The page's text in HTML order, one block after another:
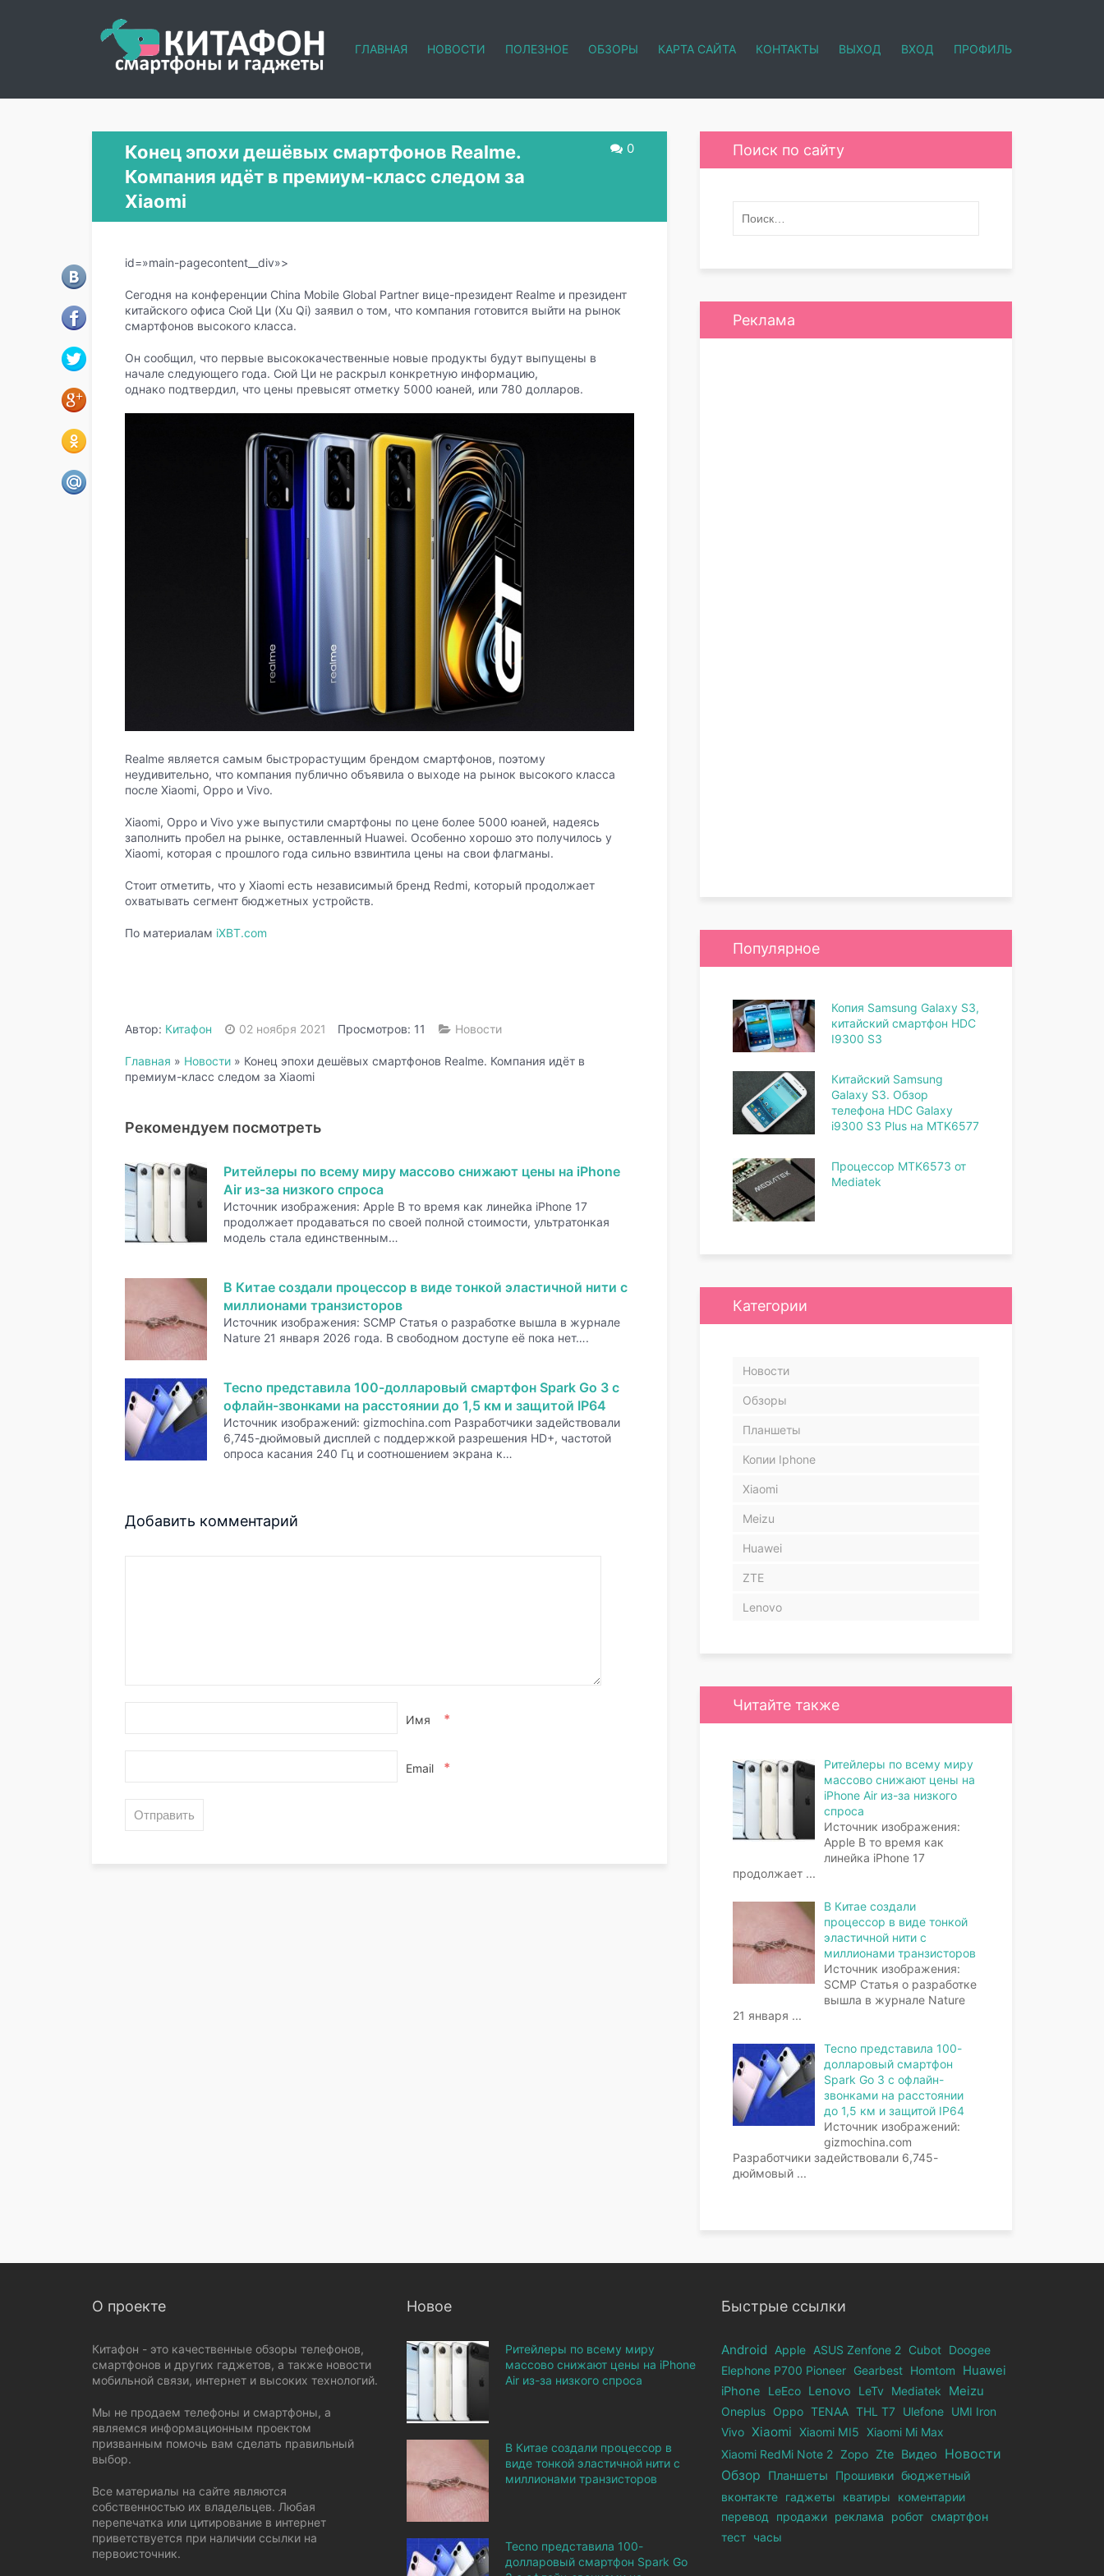
ГЛАВНАЯ НОВОСТИ ПОЛЕЗНОЕ ОБЗОРЫ КАРТА САЙТА КОНТАКТЫ ВЫХОД ВХОД ПРОФИЛЬ
0
Конец эпохи дешёвых смартфонов Realme.
Компания идёт в премиум-класс следом за
Xiaomi
id=»main-pagecontent__div»>
Сегодня на конференции China Mobile Global Partner вице-президент Realme и президент
китайского офиса Сюй Ци (Xu Qi) заявил о том, что компания готовится выйти на рынок
смартфонов высокого класса.
Он сообщил, что первые высококачественные новые продукты будут выпущены в
начале следующего года. Сюй Ци не раскрыл конкретную информацию,
однако подтвердил, что цены превысят отметку 5000 юаней, или 780 долларов.
Realme является самым быстрорастущим брендом смартфонов, поэтому
неудивительно, что компания публично объявила о выходе на рынок высокого класса
после Xiaomi, Oppo и Vivo.
Xiaomi, Oppo и Vivo уже выпустили смартфоны по цене более 5000 юаней, надеясь
заполнить пробел на рынке, оставленный Huawei. Особенно хорошо это получилось у
Xiaomi, которая с прошлого года сильно взвинтила цены на свои флагманы.
Стоит отметить, что у Xiaomi есть независимый бренд Redmi, который продолжает
охватывать сегмент бюджетных устройств.
По материалам iXBT.com
Автор: Китафон 02 ноября 2021 Просмотров: 11 Новости
Главная » Новости » Конец эпохи дешёвых смартфонов Realme. Компания идёт в
премиум-класс следом за Xiaomi
Рекомендуем посмотреть
Ритейлеры по всему миру массово снижают цены на iPhone
Air из-за низкого спроса
Источник изображения: Apple В то время как линейка iPhone 17
продолжает продаваться по своей полной стоимости, ультратонкая
модель стала единственным…
В Китае создали процессор в виде тонкой эластичной нити с
миллионами транзисторов
Источник изображения: SCMP Статья о разработке вышла в журнале
Nature 21 января 2026 года. В свободном доступе её пока нет….
Tecno представила 100-долларовый смартфон Spark Go 3 с
офлайн-звонками на расстоянии до 1,5 км и защитой IP64
Источник изображений: gizmochina.com Разработчики задействовали
6,745-дюймовый дисплей с поддержкой разрешения HD+, частотой
опроса касания 240 Гц и соотношением экрана к…
Добавить комментарий
Имя *
Email *
Поиск по сайту
Реклама
Популярное
Копия Samsung Galaxy S3,
китайский смартфон HDC
I9300 S3
Китайский Samsung
Galaxy S3. Обзор
телефона HDC Galaxy
i9300 S3 Plus на MTK6577
Процессор MTK6573 от
Mediatek
Категории
Новости
Обзоры
Планшеты
Копии Iphone
Xiaomi
Meizu
Huawei
ZTE
Lenovo
Читайте также
Ритейлеры по всему миру
массово снижают цены на
iPhone Air из-за низкого
спроса
Источник изображения:
Apple В то время как
линейка iPhone 17
продолжает ...
В Китае создали
процессор в виде тонкой
эластичной нити с
миллионами транзисторов
Источник изображения:
SCMP Статья о разработке
вышла в журнале Nature
21 января ...
Tecno представила 100-
долларовый смартфон
Spark Go 3 с офлайн-
звонками на расстоянии
до 1,5 км и защитой IP64
Источник изображений:
gizmochina.com
Разработчики задействовали 6,745-
дюймовый ...
О проекте
Китафон - это качественные обзоры телефонов,
смартфонов и других гаджетов, а также новости
мобильной связи, интернет и высоких технологий.
Мы не продаем телефоны и смартфоны, а
являемся информационным проектом
призванным помочь вам сделать правильный
выбор.
Все материалы на сайте являются
собственностью их владельцев. Любая
перепечатка или цитирование в интернет
приветствуется при наличии ссылки на
первоисточник.
Новое
Ритейлеры по всему миру
массово снижают цены на iPhone
Air из-за низкого спроса
В Китае создали процессор в
виде тонкой эластичной нити с
миллионами транзисторов
Tecno представила 100-
долларовый смартфон Spark Go
Быстрые ссылки
Android Apple ASUS Zenfone 2 Cubot Doogee
Elephone Р700 Pioneer Gearbest Homtom
Huawei
iPhone
LeEco Lenovo LeTv Mediatek Meizu
Oneplus Oppo TENAA THL T7 Ulefone UMI Iron
Vivo Xiaomi Xiaomi MI5 Xiaomi Mi Max
Xiaomi RedMi Note 2 Zopo Zte Видео Новости
Обзор Планшеты Прошивки бюджетный
вконтакте гаджеты кватиры
коментарии
перевод
продажи реклама робот смартфон
тест часы